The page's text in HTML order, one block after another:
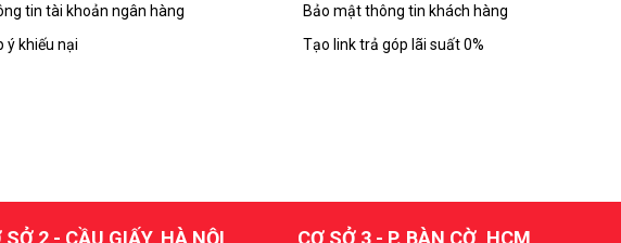
tin tài khoản ngân hàng
ý khiếu nại
Bảo mật thông tin khách hàng
Tạo link trả góp lãi suất 0%
SỞ 2 - CẦU GIẤY, HÀ NỘI CƠ SỞ 3 - P. BÀN CỜ, HCM